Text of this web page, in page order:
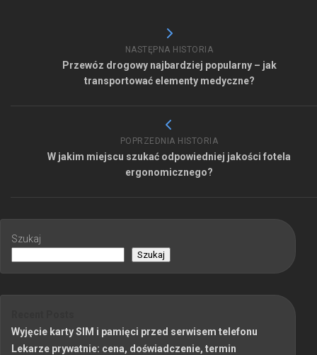
NASTĘPNA HISTORIA
Przewóz drogowy najbardziej popularny – jak
transportować elementy medyczne?
POPRZEDNIA HISTORIA
W jakim miejscu szukać odpowiedniej jakości fotela
ergonomicznego?
Szukaj
Szukaj
Wyjęcie karty SIM i pamięci przed serwisem telefonu
Lekarze prywatnie: cena, doświadczenie, termin